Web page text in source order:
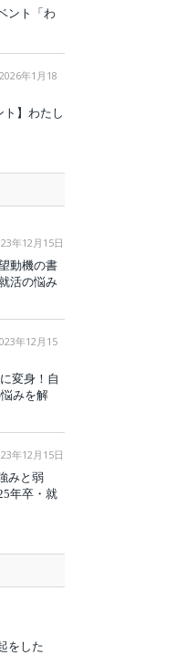
ント「わ
2026年1月18
ト】わたし
年12月15日
動機の書
活の悩み
年12月15
変身！自
みを解
年12月15日
みと弱
年卒・就
をした